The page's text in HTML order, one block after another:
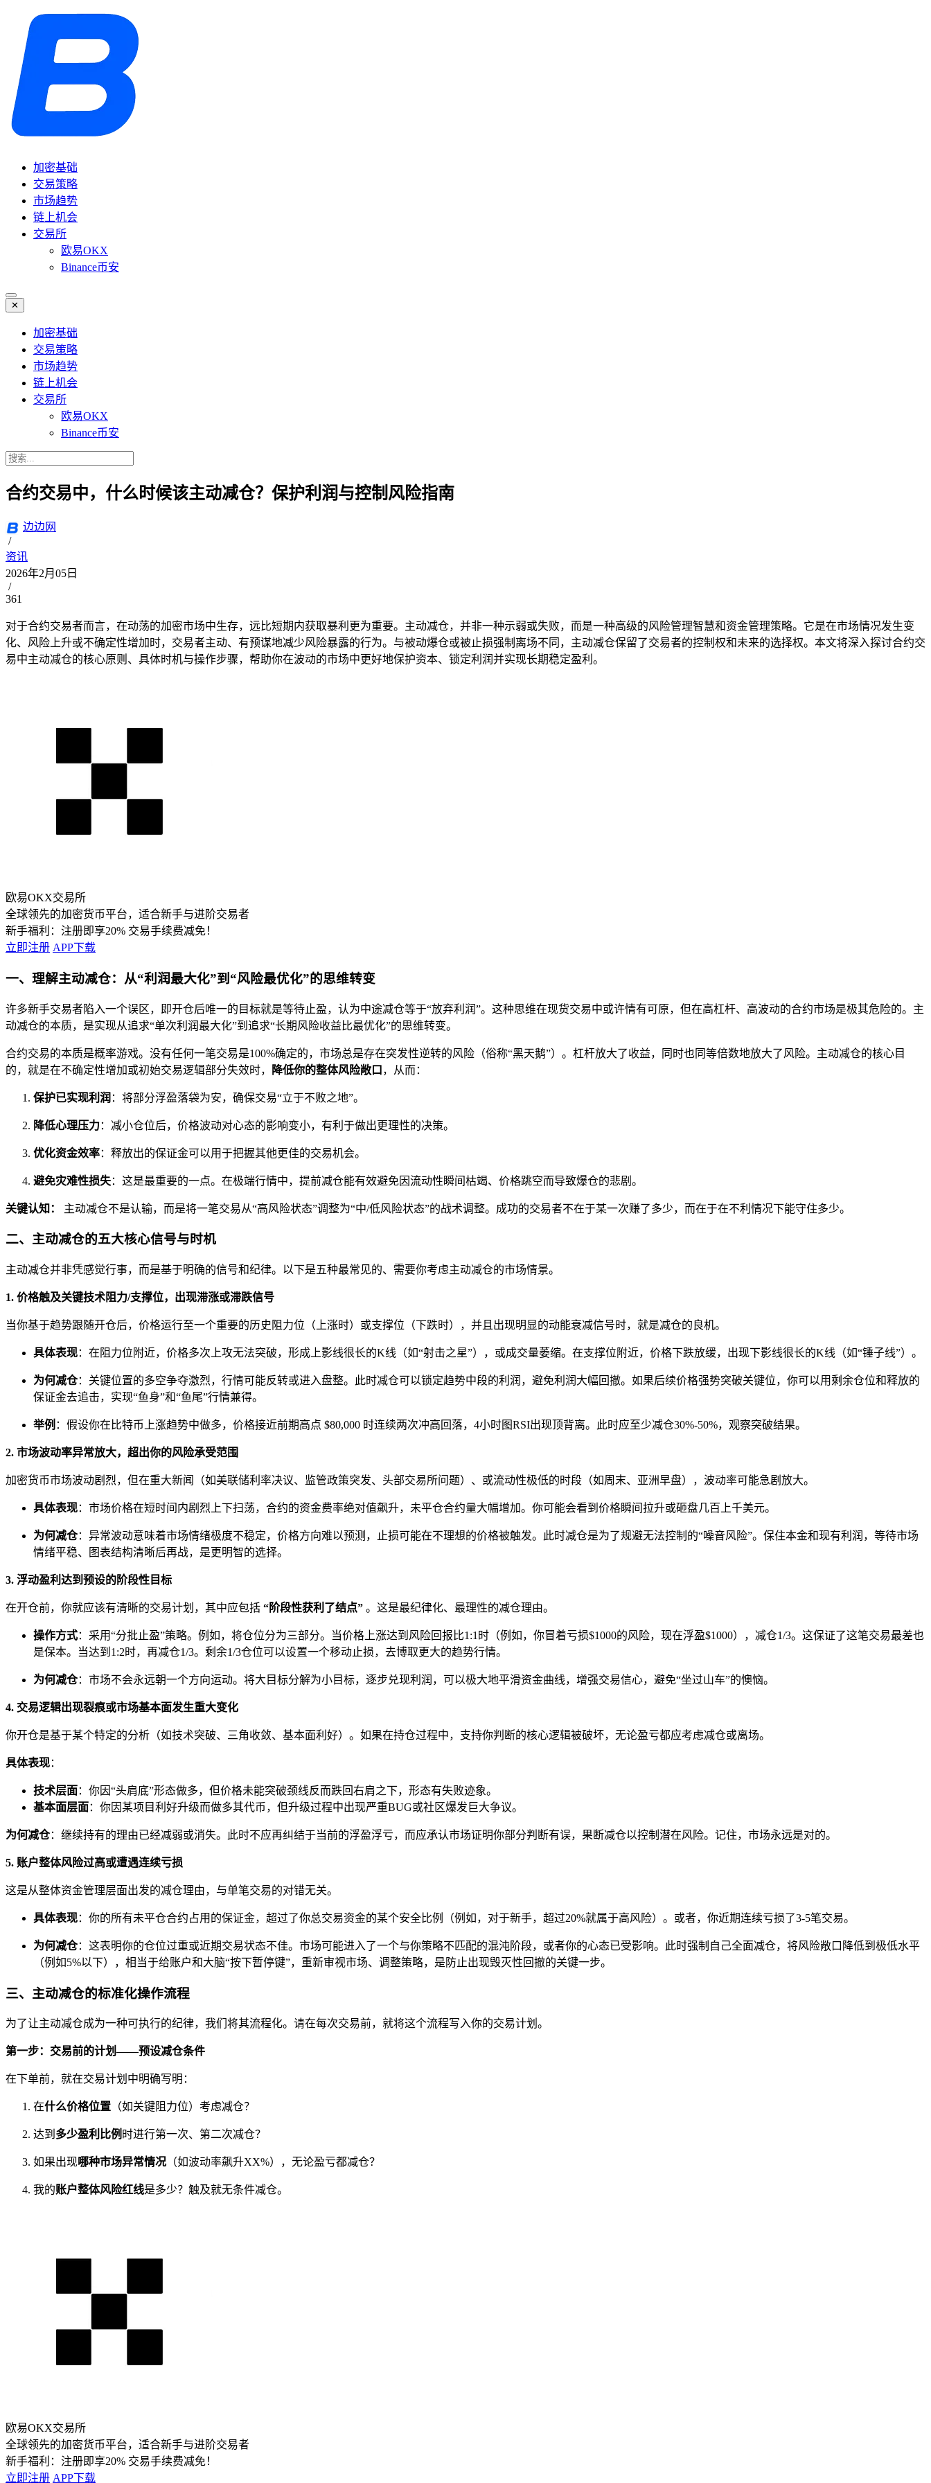
加密基础
交易策略
市场趋势
链上机会
交易所
欧易OKX
Binance币安
✕
加密基础
交易策略
市场趋势
链上机会
交易所
欧易OKX
Binance币安
合约交易中，什么时候该主动减仓？保护利润与控制风险指南
边边网
/
资讯
2026年2月05日
/
361
对于合约交易者而言，在动荡的加密市场中生存，远比短期内获取暴利更为重要。主动减仓，并非一种示弱或失败，而是一种高级的风险管理智慧和资金管理策略。它是在市场情况发生变
化、风险上升或不确定性增加时，交易者主动、有预谋地减少风险暴露的行为。与被动爆仓或被止损强制离场不同，主动减仓保留了交易者的控制权和未来的选择权。本文将深入探讨合约交
易中主动减仓的核心原则、具体时机与操作步骤，帮助你在波动的市场中更好地保护资本、锁定利润并实现长期稳定盈利。
欧易OKX交易所
全球领先的加密货币平台，适合新手与进阶交易者
新手福利： 注册即享20% 交易手续费减免！
立即注册 APP下载
一、理解主动减仓：从“利润最大化”到“风险最优化”的思维转变
许多新手交易者陷入一个误区，即开仓后唯一的目标就是等待止盈，认为中途减仓等于“放弃利润”。这种思维在现货交易中或许情有可原，但在高杠杆、高波动的合约市场是极其危险的。主
动减仓的本质，是实现从追求“单次利润最大化”到追求“长期风险收益比最优化”的思维转变。
合约交易的本质是概率游戏。没有任何一笔交易是100%确定的，市场总是存在突发性逆转的风险（俗称“黑天鹅”）。杠杆放大了收益，同时也同等倍数地放大了风险。主动减仓的核心目
的，就是在不确定性增加或初始交易逻辑部分失效时，
降低你的整体风险敞口 ，从而：
保护已实现利润 ：将部分浮盈落袋为安，确保交易“立于不败之地”。
降低心理压力：减小仓位后，价格波动对心态的影响变小，有利于做出更理性的决策。
优化资金效率：释放出的保证金可以用于把握其他更佳的交易机会。
避免灾难性损失：这是最重要的一点。在极端行情中，提前减仓能有效避免因流动性瞬间枯竭、价格跳空而导致爆仓的悲剧。
关键认知： 主动减仓不是认输，而是将一笔交易从“高风险状态”调整为“中/低风险状态”的战术调整。成功的交易者不在于某一次赚了多少，而在于在不利情况下能守住多少。
二、主动减仓的五大核心信号与时机
主动减仓并非凭感觉行事，而是基于明确的信号和纪律。以下是五种最常见的、需要你考虑主动减仓的市场情景。
1. 价格触及关键技术阻力/支撑位，出现滞涨或滞跌信号
当你基于趋势跟随开仓后，价格运行至一个重要的历史阻力位（上涨时）或支撑位（下跌时），并且出现明显的动能衰减信号时，就是减仓的良机。
具体表现：在阻力位附近，价格多次上攻无法突破，形成上影线很长的K线（如“射击之星”），或成交量萎缩。在支撑位附近，价格下跌放缓，出现下影线很长的K线（如“锤子线”）。
为何减仓：关键位置的多空争夺激烈，行情可能反转或进入盘整。此时减仓可以锁定趋势中段的利润，避免利润大幅回撤。如果后续价格强势突破关键位，你可以用剩余仓位和释放的
保证金去追击，实现“鱼身”和“鱼尾”行情兼得。
举例 ：假设你在比特币上涨趋势中做多，价格接近前期高点 $80,000 时连续两次冲高回落，4小时图RSI出现顶背离。此时应至少减仓30%-50%，观察突破结果。
2. 市场波动率异常放大，超出你的风险承受范围
加密货币市场波动剧烈，但在重大新闻（如美联储利率决议、监管政策突发、头部交易所问题）、或流动性极低的时段（如周末、亚洲早盘），波动率可能急剧放大。
具体表现：市场价格在短时间内剧烈上下扫荡，合约的资金费率绝对值飙升，未平仓合约量大幅增加。你可能会看到价格瞬间拉升或砸盘几百上千美元。
为何减仓：异常波动意味着市场情绪极度不稳定，价格方向难以预测，止损可能在不理想的价格被触发。此时减仓是为了规避无法控制的“噪音风险”。保住本金和现有利润，等待市场
情绪平稳、图表结构清晰后再战，是更明智的选择。
3. 浮动盈利达到预设的阶段性目标
在开仓前，你就应该有清晰的交易计划，其中应包括 “阶段性获利了结点” 。这是最纪律化、最理性的减仓理由。
操作方式：采用“分批止盈”策略。例如，将仓位分为三部分。当价格上涨达到风险回报比1:1时（例如，你冒着亏损$1000的风险，现在浮盈$1000），减仓1/3。这保证了这笔交易最差也
是保本。当达到1:2时，再减仓1/3。剩余1/3仓位可以设置一个移动止损，去博取更大的趋势行情。
为何减仓：市场不会永远朝一个方向运动。将大目标分解为小目标，逐步兑现利润，可以极大地平滑资金曲线，增强交易信心，避免“坐过山车”的懊恼。
4. 交易逻辑出现裂痕或市场基本面发生重大变化
你开仓是基于某个特定的分析（如技术突破、三角收敛、基本面利好）。如果在持仓过程中，支持你判断的核心逻辑被破坏，无论盈亏都应考虑减仓或离场。
具体表现：
技术层面：你因“头肩底”形态做多，但价格未能突破颈线反而跌回右肩之下，形态有失败迹象。
基本面层面：你因某项目利好升级而做多其代币，但升级过程中出现严重BUG或社区爆发巨大争议。
为何减仓：继续持有的理由已经减弱或消失。此时不应再纠结于当前的浮盈浮亏，而应承认市场证明你部分判断有误，果断减仓以控制潜在风险。记住，市场永远是对的。
5. 账户整体风险过高或遭遇连续亏损
这是从整体资金管理层面出发的减仓理由，与单笔交易的对错无关。
具体表现：你的所有未平仓合约占用的保证金，超过了你总交易资金的某个安全比例（例如，对于新手，超过20%就属于高风险）。或者，你近期连续亏损了3-5笔交易。
为何减仓：这表明你的仓位过重或近期交易状态不佳。市场可能进入了一个与你策略不匹配的混沌阶段，或者你的心态已受影响。此时强制自己全面减仓，将风险敞口降低到极低水平
（例如5%以下），相当于给账户和大脑“按下暂停键”，重新审视市场、调整策略，是防止出现毁灭性回撤的关键一步。
三、主动减仓的标准化操作流程
为了让主动减仓成为一种可执行的纪律，我们将其流程化。请在每次交易前，就将这个流程写入你的交易计划。
第一步：交易前的计划——预设减仓条件
在下单前，就在交易计划中明确写明：
在什么价格位置 （如关键阻力位）考虑减仓？
达到 多少盈利比例 时进行第一次、第二次减仓？
如果出现哪种市场异常情况 （如波动率飙升XX%），无论盈亏都减仓？
我的账户整体风险红线是多少？触及就无条件减仓。
欧易OKX交易所
全球领先的加密货币平台，适合新手与进阶交易者
新手福利： 注册即享20% 交易手续费减免！
立即注册 APP下载